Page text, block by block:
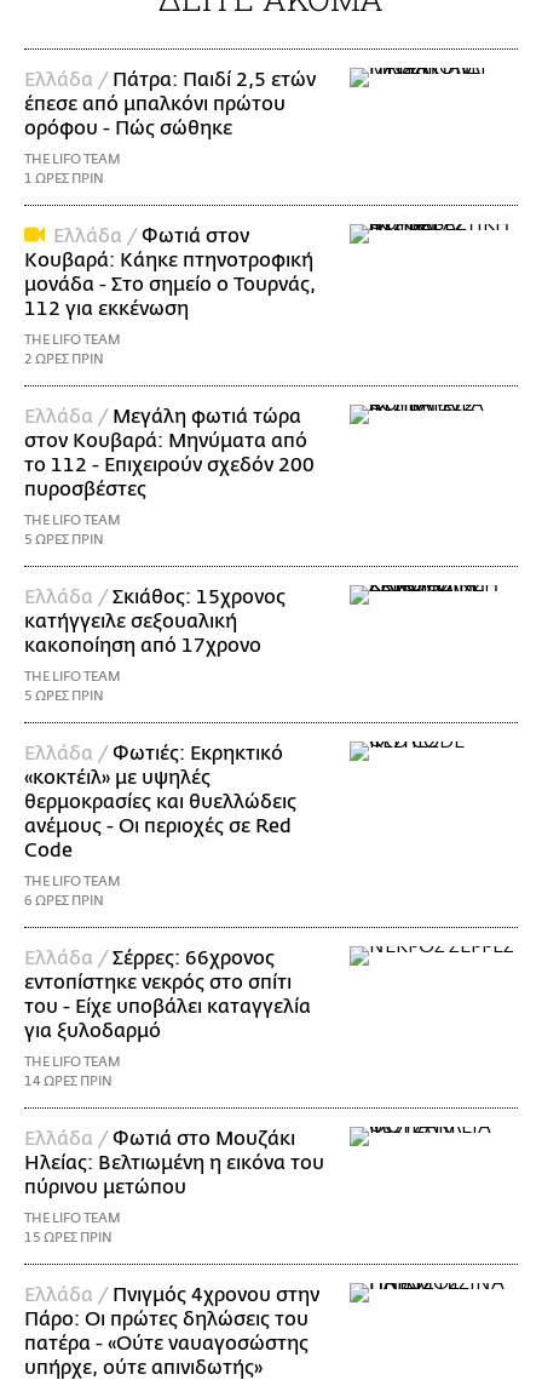
Ελλάδα / Πάτρα: Παιδί 2,5 ετών
έπεσε από μπαλκόνι πρώτου
ορόφου - Πώς σώθηκε
THE LIFO TEAM
1 ΩΡΕΣ ΠΡΙΝ
Ελλάδα /Φωτιά στον
Κουβαρά: Κάηκε πτηνοτροφική
μονάδα - Στο σημείο ο Τουρνάς,
112 για εκκένωση
THE LIFO TEAM
2 ΩΡΕΣ ΠΡΙΝ
Ελλάδα / Μεγάλη φωτιά τώρα
στον Κουβαρά: Μηνύματα από
το 112 - Επιχειρούν σχεδόν 200
πυροσβέστες
THE LIFO TEAM
5 ΩΡΕΣ ΠΡΙΝ
Ελλάδα /Σκιάθος: 15χρονος
κατήγγειλε σεξουαλική
κακοποίηση από 17χρονο
THE LIFO TEAM
5 ΩΡΕΣ ΠΡΙΝ
Ελλάδα /Φωτιές: Εκρηκτικό
«κοκτέιλ» με υψηλές
θερμοκρασίες και θυελλώδεις
ανέμους - Οι περιοχές σε Red
Code
THE LIFO TEAM
6 ΩΡΕΣ ΠΡΙΝ
Ελλάδα /Σέρρες: 66χρονος
εντοπίστηκε νεκρός στο σπίτι
του - Είχε υποβάλει καταγγελία
για ξυλοδαρμό
THE LIFO TEAM
14 ΩΡΕΣ ΠΡΙΝ
Ελλάδα /Φωτιά στο Μουζάκι
Ηλείας: Βελτιωμένη η εικόνα του
πύρινου μετώπου
THE LIFO TEAM
15 ΩΡΕΣ ΠΡΙΝ
Ελλάδα / Πνιγμός 4χρονου στην
Πάρο: Οι πρώτες δηλώσεις του
πατέρα - «Ούτε ναυαγοσώστης
υπήρχε, ούτε απινιδωτής»